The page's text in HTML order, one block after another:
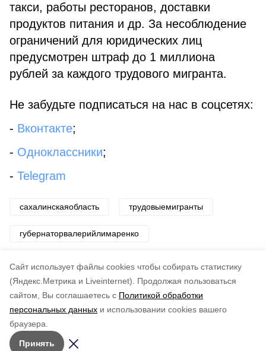
Cайт использует файлы cookies чтобы собирать статистику
(Яндекс.Метрика и Liveinternet).
Продолжая пользоваться
сайтом, Вы соглашаетесь с Политикой обработки
персональных данных и использовании cookies вашего
браузера.
Принять
такси, работы ресторанов, доставки
продуктов питания и др. За несоблюдение
ограничений для юридических лиц
предусмотрен штраф до 1 миллиона
рублей за каждого трудового мигранта.
Не забудьте подписаться на нас в соцсетях:
- Вконтакте;
- Одноклассники;
- Telegram
сахалинскаяобласть трудовыемигранты
губернаторвалерийлимаренко
Авторы: Департамент информационной политики
правительства Сахалинской области
по оценке
5